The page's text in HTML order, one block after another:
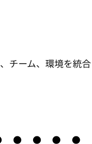
チーム、環境を統合